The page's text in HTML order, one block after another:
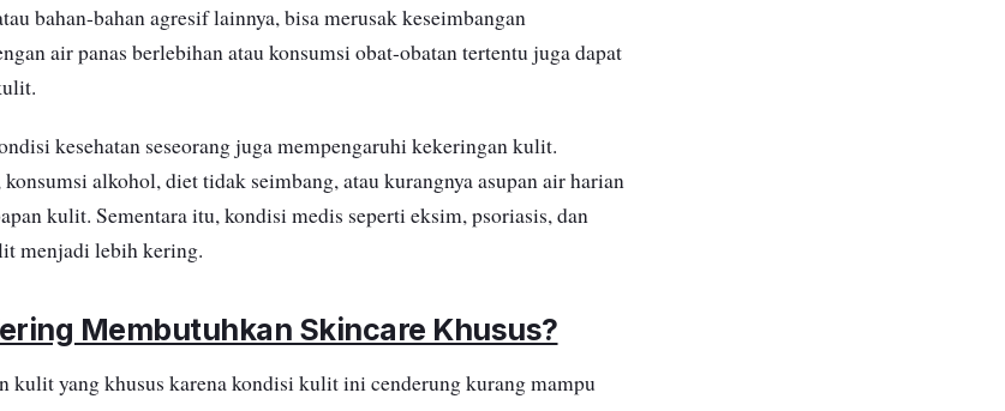
bahan-bahan agresif lainnya, bisa merusak keseimbangan
air panas berlebihan atau konsumsi obat-obatan tertentu juga dapat
kesehatan seseorang juga mempengaruhi kekeringan kulit.
alkohol, diet tidak seimbang, atau kurangnya asupan air harian
kulit. Sementara itu, kondisi medis seperti eksim, psoriasis, dan
menjadi lebih kering.
Membutuhkan Skincare Khusus?
kulit yang khusus karena kondisi kulit ini cenderung kurang mampu